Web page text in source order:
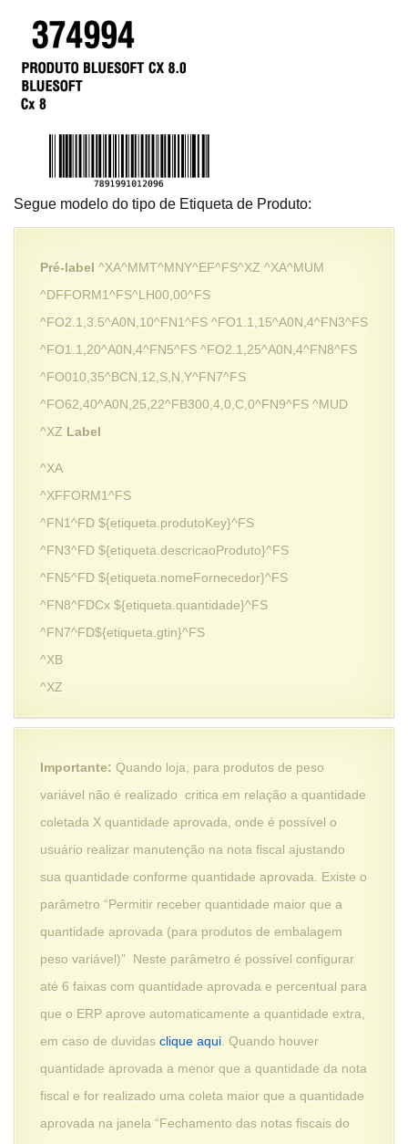
Segue modelo do tipo de Etiqueta de Produto:
Pré-label ^XA^MMT^MNY^EF^FS^XZ ^XA^MUM
^DFFORM1^FS^LH00,00^FS
^FO2.1,3.5^A0N,10^FN1^FS ^FO1.1,15^A0N,4^FN3^FS
^FO1.1,20^A0N,4^FN5^FS ^FO2.1,25^A0N,4^FN8^FS
^FO010,35^BCN,12,S,N,Y^FN7^FS
^FO62,40^A0N,25,22^FB300,4,0,C,0^FN9^FS ^MUD
^XZ Label
^XA
^XFFORM1^FS
^FN1^FD ${etiqueta.produtoKey}^FS
^FN3^FD ${etiqueta.descricaoProduto}^FS
^FN5^FD ${etiqueta.nomeFornecedor}^FS
^FN8^FDCx ${etiqueta.quantidade}^FS
^FN7^FD${etiqueta.gtin}^FS
^XB
^XZ
Importante: Quando loja, para produtos de peso
variável não é realizado critica em relação a quantidade
coletada X quantidade aprovada, onde é possível o
usuário realizar manutenção na nota fiscal ajustando
sua quantidade conforme quantidade aprovada. Existe o
parâmetro “Permitir receber quantidade maior que a
quantidade aprovada (para produtos de embalagem
peso variável)” Neste parâmetro é possível configurar
até 6 faixas com quantidade aprovada e percentual para
que o ERP aprove automaticamente a quantidade extra,
em caso de duvidas clique aqui . Quando houver
quantidade aprovada a menor que a quantidade da nota
fiscal e for realizado uma coleta maior que a quantidade
aprovada na janela “Fechamento das notas fiscais do